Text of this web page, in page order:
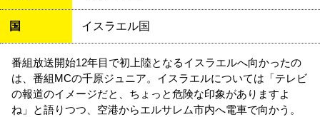
国 イスラエル国
番組放送開始12年目で初上陸となるイスラエルへ向かったの
は、番組MCの千原ジュニア。イスラエルについては「テレビ
の報道のイメージだと、ちょっと危険な印象がありますよ
ね」と語りつつ、空港からエルサレム市内へ電車で向かう。